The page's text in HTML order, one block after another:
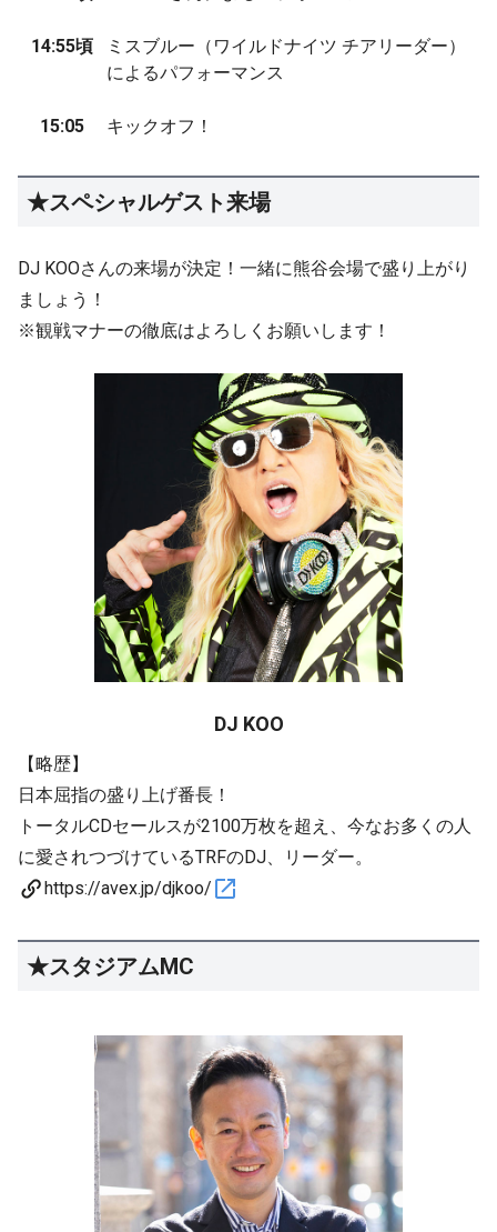
14:55頃
ミスブルー（ワイルドナイツ チアリーダー）
によるパフォーマンス
15:05 キックオフ！
★スペシャルゲスト来場
DJ KOOさんの来場が決定！一緒に熊谷会場で盛り上がり
ましょう！
※観戦マナーの徹底はよろしくお願いします！
DJ KOO
【略歴】
日本屈指の盛り上げ番長！
トータルCDセールスが2100万枚を超え、今なお多くの人
に愛されつづけているTRFのDJ、リーダー。
https://avex.jp/djkoo/
★スタジアムMC